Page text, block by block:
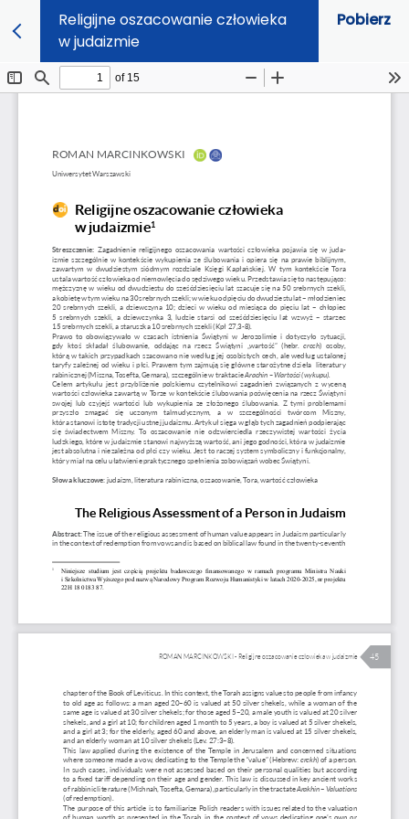
Religijne oszacowanie człowieka
w judaizmie
Pobierz